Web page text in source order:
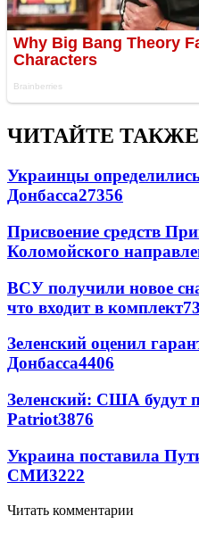
ЧИТАЙТЕ ТАКЖЕ
Украинцы
Донбасса27356
Присвоение средств
Коломойского
ВСУ получили новое
что входит в комплект
Зеленский оценил
Донбасса4406
Зеленский: США будут
Patriot3876
Украина поставила
СМИ3222
Читать комментарии